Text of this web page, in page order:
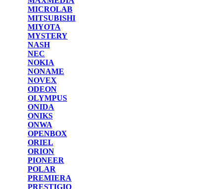
MICROLAB
MITSUBISHI
MIYOTA
MYSTERY
NASH
NEC
NOKIA
NONAME
NOVEX
ODEON
OLYMPUS
ONIDA
ONIKS
ONWA
OPENBOX
ORIEL
ORION
PIONEER
POLAR
PREMIERA
PRESTIGIO